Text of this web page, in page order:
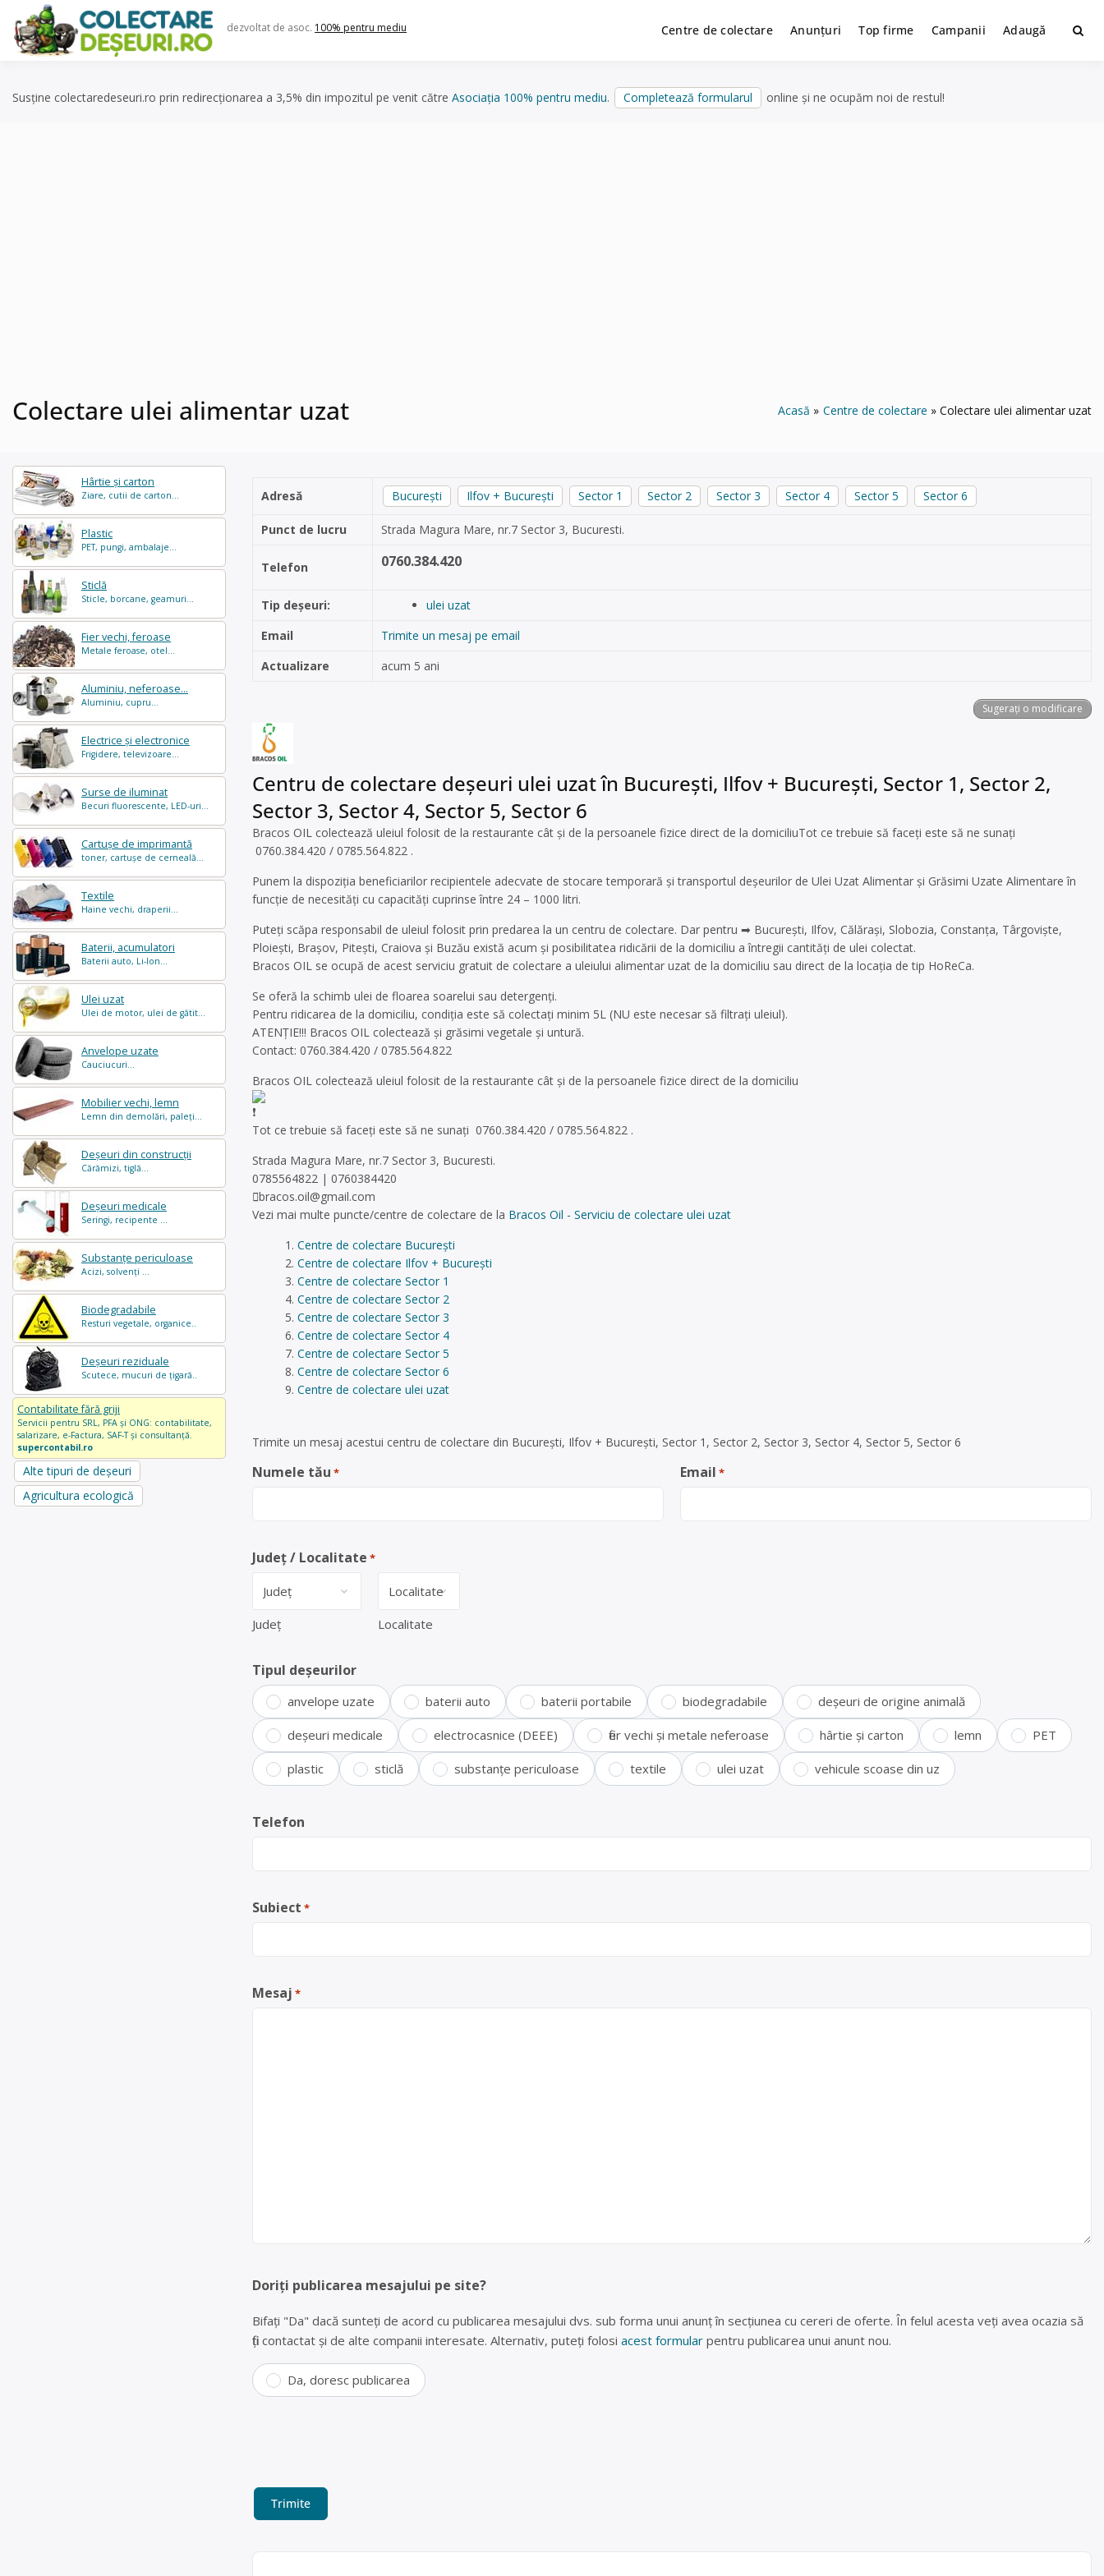
content
dezvoltat de asoc. 100% pentru mediu Centre de colectare Anunțuri Top firme Campanii Adaugă
Susține colectaredeseuri.ro prin redirecționarea a 3,5% din impozitul pe venit către Asociația 100% pentru mediu. Completează formularul online și ne ocupăm noi de restul!
Colectare ulei alimentar uzat Acasă Centre de colectare Colectare ulei alimentar uzat
Hârtie și carton
Ziare, cutii de carton...
Plastic
PET, pungi, ambalaje...
Sticlă
Sticle, borcane, geamuri...
Fier vechi, feroase
Metale feroase, otel...
Aluminiu, neferoase...
Aluminiu, cupru...
Electrice și electronice
Frigidere, televizoare...
Surse de iluminat
Becuri fluorescente, LED-uri...
Cartușe de imprimantă
toner, cartușe de cerneală...
Textile
Haine vechi, draperii...
Baterii, acumulatori
Baterii auto, Li-Ion...
Ulei uzat
Ulei de motor, ulei de gătit...
Anvelope uzate
Cauciucuri...
Mobilier vechi, lemn
Lemn din demolări, paleți...
Deșeuri din construcții
Cărămizi, tiglă...
Deșeuri medicale
Seringi, recipente ...
Substanțe periculoase
Acizi, solvenți ...
Biodegradabile
Resturi vegetale, organice..
Deșeuri reziduale
Scutece, mucuri de țigară..
Contabilitate fără griji
Servicii pentru SRL, PFA și ONG: contabilitate,
salarizare, e-Factura, SAF-T și consultanță.
supercontabil.ro
Alte tipuri de deșeuri
Agricultura ecologică
Adresă București Ilfov + București Sector 1 Sector 2 Sector 3 Sector 4 Sector 5 Sector 6
Punct de lucru Strada Magura Mare, nr.7 Sector 3, Bucuresti.
Telefon 0760.384.420
Tip deșeuri:
ulei uzat
Email
Trimite un mesaj pe email
Actualizare
acum 5 ani
Sugerați o modificare
Centru de colectare deșeuri ulei uzat în București, Ilfov + București, Sector 1, Sector 2,
Sector 3, Sector 4, Sector 5, Sector 6
Bracos OIL colectează uleiul folosit de la restaurante cât și de la persoanele fizice direct de la domiciliuTot ce trebuie să faceți este să ne sunați
0760.384.420 / 0785.564.822 .
Punem la dispoziția beneficiarilor recipientele adecvate de stocare temporară și transportul deșeurilor de Ulei Uzat Alimentar și Grăsimi Uzate Alimentare în
funcție de necesități cu capacități cuprinse între 24 – 1000 litri.
Puteți scăpa responsabil de uleiul folosit prin predarea la un centru de colectare. Dar pentru ➡ București, Ilfov, Călărași, Slobozia, Constanța, Târgoviște,
Ploiești, Brașov, Pitești, Craiova și Buzău există acum și posibilitatea ridicării de la domiciliu a întregii cantități de ulei colectat.
Bracos OIL se ocupă de acest serviciu gratuit de colectare a uleiului alimentar uzat de la domiciliu sau direct de la locația de tip HoReCa.
Se oferă la schimb ulei de floarea soarelui sau detergenți.
Pentru ridicarea de la domiciliu, condiția este să colectați minim 5L (NU este necesar să filtrați uleiul).
ATENȚIE!!! Bracos OIL colectează și grăsimi vegetale și untură.
Contact: 0760.384.420 / 0785.564.822
Bracos OIL colectează uleiul folosit de la restaurante cât și de la persoanele fizice direct de la domiciliu
Tot ce trebuie să faceți este să ne sunați 0760.384.420 / 0785.564.822 .
Strada Magura Mare, nr.7 Sector 3, Bucuresti.
0785564822 | 0760384420
bracos.oil@gmail.com
Vezi mai multe puncte/centre de colectare de la Bracos Oil - Serviciu de colectare ulei uzat
Centre de colectare București
Centre de colectare Ilfov + București
Centre de colectare Sector 1
Centre de colectare Sector 2
Centre de colectare Sector 3
Centre de colectare Sector 4
Centre de colectare Sector 5
Centre de colectare Sector 6
Centre de colectare ulei uzat
Trimite un mesaj acestui centru de colectare din București, Ilfov + București, Sector 1, Sector 2, Sector 3, Sector 4, Sector 5, Sector 6
Numele tău * Email *
Județ / Localitate *
Județ Localitate
Tipul deșeurilor
anvelope uzate baterii auto baterii portabile biodegradabile deșeuri de origine animală
deșeuri medicale electrocasnice (DEEE) fier vechi și metale neferoase hârtie și carton lemn PET
plastic sticlă substanțe periculoase textile ulei uzat vehicule scoase din uz
Telefon
Subiect *
Mesaj *
Doriți publicarea mesajului pe site?
Bifați "Da" dacă sunteți de acord cu publicarea mesajului dvs. sub forma unui anunț în secțiunea cu cereri de oferte. În felul acesta veți avea ocazia să
fiți contactat și de alte companii interesate. Alternativ, puteți folosi acest formular pentru publicarea unui anunt nou.
Da, doresc publicarea